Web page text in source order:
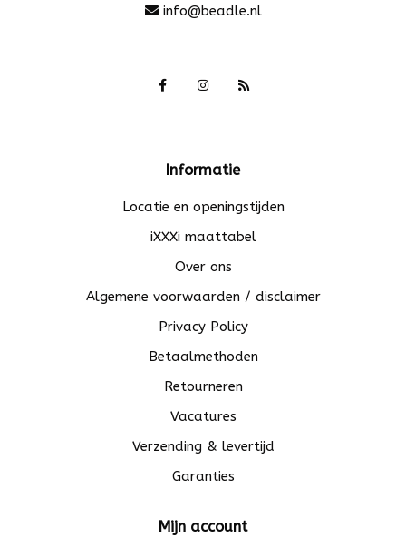
info@beadle.nl
Informatie
Locatie en openingstijden
iXXXi maattabel
Over ons
Algemene voorwaarden / disclaimer
Privacy Policy
Betaalmethoden
Retourneren
Vacatures
Verzending & levertijd
Garanties
Mijn account